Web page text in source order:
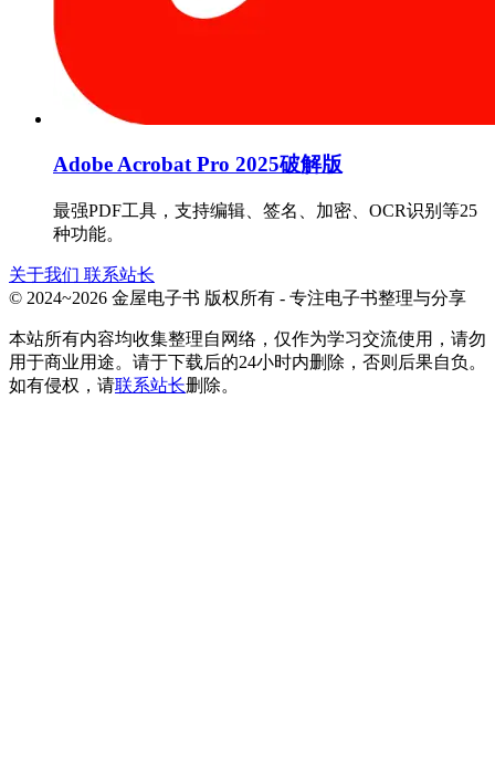
Adobe Acrobat Pro 2025破解版
最强PDF工具，支持编辑、签名、加密、OCR识别等25
种功能。
关于我们 联系站长
© 2024~2026 金屋电子书 版权所有 - 专注电子书整理与分享
本站所有内容均收集整理自网络，仅作为学习交流使用，请勿
用于商业用途。请于下载后的24小时内删除，否则后果自负。
如有侵权，请联系站长删除。